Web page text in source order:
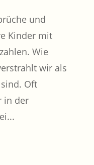
und
Kinder mit
Wie
wir als
Oft
in der